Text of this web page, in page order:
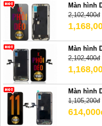
Màn hình
2,102,400đ
Màn hình
2,102,400đ
Màn hình
1,105,200đ